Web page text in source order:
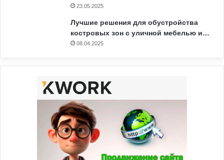
23.05.2025
Лучшие решения для обустройства
костровых зон с уличной мебелью и…
08.04.2025